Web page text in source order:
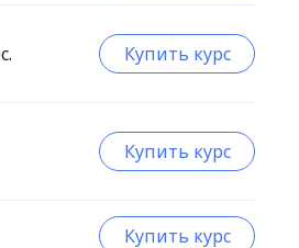
Купить курс
Купить курс
Купить курс